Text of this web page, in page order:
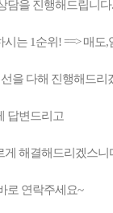
담을 진행해드립니다.
는 1순위! ==> 매도
을 다해 진행해드리
답변드리고
게 해결해드리겠스니
로 연락주세요~